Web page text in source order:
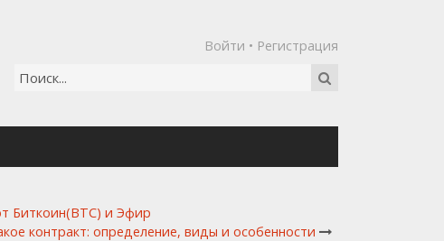
Войти • Регистрация
Биткоин(BTC) и Эфир
контракт: определение, виды и особенности